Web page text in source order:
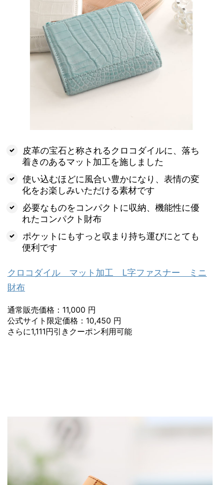
皮革の宝石と称されるクロコダイルに、落ち
着きのあるマット加工を施しました
使い込むほどに風合い豊かになり、表情の変
化をお楽しみいただける素材です
必要なものをコンパクトに収納、機能性に優
れたコンパクト財布
ポケットにもすっと収まり持ち運びにとても
便利です
クロコダイル マット加工 L字ファスナー ミニ
財布
通常販売価格：11,000 円
公式サイト限定価格：10,450 円
さらに1,111円引きクーポン利用可能